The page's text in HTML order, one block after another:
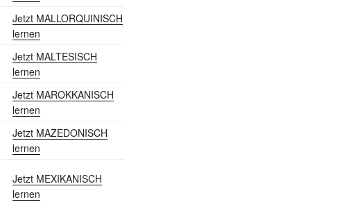
Jetzt MALLORQUINISCH
lernen
Jetzt MALTESISCH
lernen
Jetzt MAROKKANISCH
lernen
Jetzt MAZEDONISCH
lernen
Jetzt MEXIKANISCH
lernen